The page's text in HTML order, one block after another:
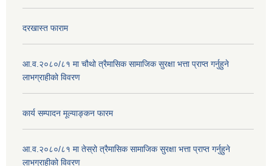
दरखास्त फाराम
आ.व.२०८०/८१ मा चौथो त्रैमासिक सामाजिक सुरक्षा भत्ता प्राप्त गर्नुहुने
लाभग्राहीको विवरण
कार्य सम्पादन मूल्याङ्कन फारम
आ.व.२०८०/८१ मा तेस्रो त्रैमासिक सामाजिक सुरक्षा भत्ता प्राप्त गर्नुहुने
लाभग्राहीको विवरण